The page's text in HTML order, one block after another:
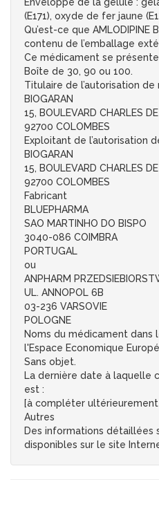
Enveloppe de la gélule :
(E171), oxyde de fer jaune
Qu’est-ce que AMLODIPINE
contenu de l’emballage
Ce médicament se
Boîte de 30, 90 ou 100.
Titulaire de l’autorisation de
BIOGARAN
15, BOULEVARD CHARLES
92700 COLOMBES
Exploitant de l’autorisation
BIOGARAN
15, BOULEVARD CHARLES
92700 COLOMBES
Fabricant
BLUEPHARMA
SAO MARTINHO DO BISPO
3040-086 COIMBRA
PORTUGAL
ou
ANPHARM
UL. ANNOPOL 6B
03-236 VARSOVIE
POLOGNE
Noms du médicament dans
l'Espace Economique
Sans objet.
La dernière date à laquelle
est :
[à compléter
Autres
Des informations détaillées
disponibles sur le site